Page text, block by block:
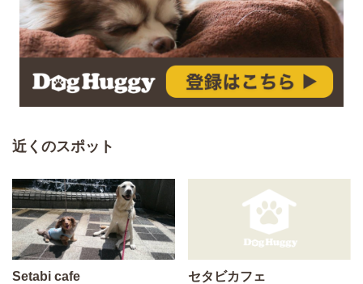
近くのスポット
Setabi cafe セタビカフェ